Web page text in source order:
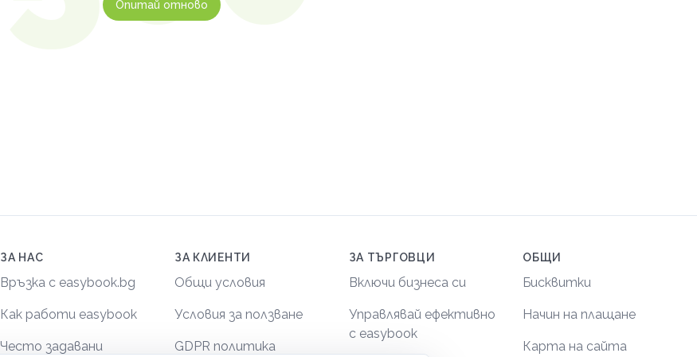
Опитай отново
ЗА НАС
Връзка с easybook.bg
Как работи easybook
Често задавани
ЗА КЛИЕНТИ
Общи условия
Условия за ползване
GDPR политика
ЗА ТЪРГОВЦИ
Включи бизнеса си
Управлявай ефективно
с easybook
ОБЩИ
Бисквитки
Начин на плащане
Карта на сайта